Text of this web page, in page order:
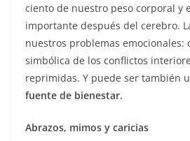
ciento de nuestro peso corporal y
importante después del cerebro.
nuestros problemas emocionales:
simbólica de los conflictos
reprimidas. Y puede ser también
fuente de bienestar.
Abrazos, mimos y caricias